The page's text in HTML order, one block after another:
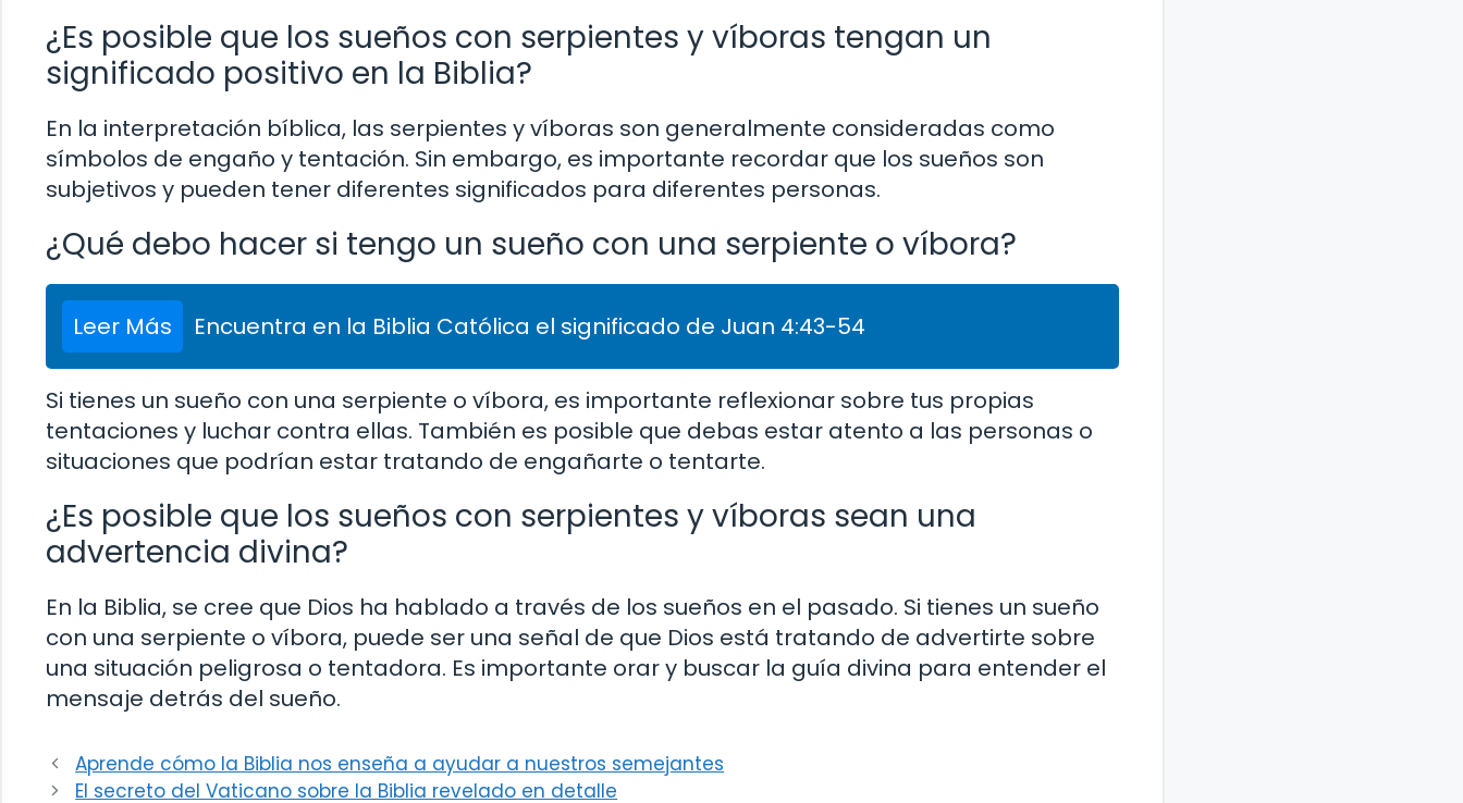
¿Es posible que los sueños con serpientes y víboras tengan un
significado positivo en la Biblia?
En la interpretación bíblica, las serpientes y víboras son generalmente consideradas como
símbolos de engaño y tentación. Sin embargo, es importante recordar que los sueños son
subjetivos y pueden tener diferentes significados para diferentes personas.
¿Qué debo hacer si tengo un sueño con una serpiente o víbora?
Leer Más Encuentra en la Biblia Católica el significado de Juan 4:43-54
Si tienes un sueño con una serpiente o víbora, es importante reflexionar sobre tus propias
tentaciones y luchar contra ellas. También es posible que debas estar atento a las personas o
situaciones que podrían estar tratando de engañarte o tentarte.
¿Es posible que los sueños con serpientes y víboras sean una
advertencia divina?
En la Biblia, se cree que Dios ha hablado a través de los sueños en el pasado. Si tienes un sueño
con una serpiente o víbora, puede ser una señal de que Dios está tratando de advertirte sobre
una situación peligrosa o tentadora. Es importante orar y buscar la guía divina para entender el
mensaje detrás del sueño.
Aprende cómo la Biblia nos enseña a ayudar a nuestros semejantes
El secreto del Vaticano sobre la Biblia revelado en detalle